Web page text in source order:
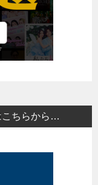
こちらから…